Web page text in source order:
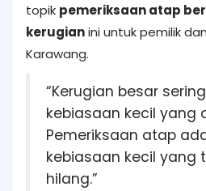
topik pemeriksaan atap
kerugianini untuk pemilik
Karawang.
“Kerugian besar
kebiasaan kecil yang
Pemeriksaan atap
kebiasaan kecil yang
hilang.”